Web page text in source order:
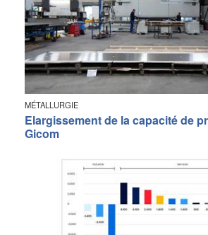
MÉTALLURGIE
Elargissement de la capacité de
Gicom